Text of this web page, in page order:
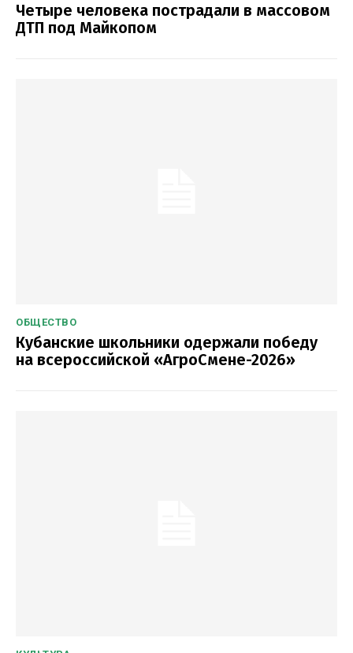
Четыре человека пострадали в массовом
ДТП под Майкопом
ОБЩЕСТВО
Кубанские школьники одержали победу
на всероссийской «АгроСмене-2026»